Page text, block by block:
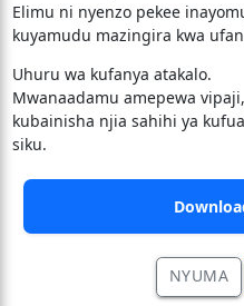
Elimu ni nyenzo pekee
kuyamudu mazingira kwa
Uhuru wa kufanya atakalo.
Mwanaadamu amepewa
kubainisha njia sahihi ya
siku.
NYUMA